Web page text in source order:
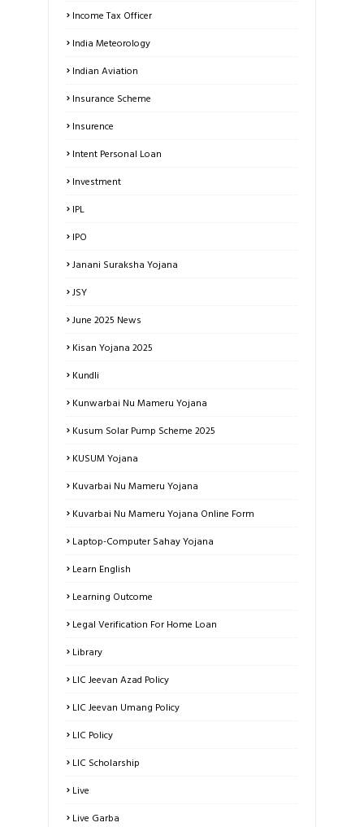
Income Tax Officer
India Meteorology
Indian Aviation
Insurance Scheme
Insurence
Intent Personal Loan
Investment
IPL
IPO
Janani Suraksha Yojana
JSY
June 2025 News
Kisan Yojana 2025
Kundli
Kunwarbai Nu Mameru Yojana
Kusum Solar Pump Scheme 2025
KUSUM Yojana
Kuvarbai Nu Mameru Yojana
Kuvarbai Nu Mameru Yojana Online Form
Laptop-Computer Sahay Yojana
Learn English
Learning Outcome
Legal Verification For Home Loan
Library
LIC Jeevan Azad Policy
LIC Jeevan Umang Policy
LIC Policy
LIC Scholarship
Live
Live Garba